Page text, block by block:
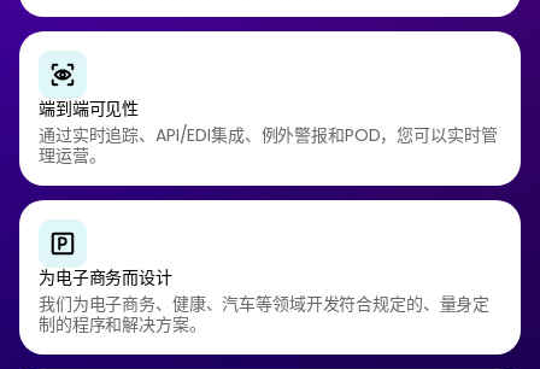
端到端可见性
通过实时追踪、API/EDI集成、例外警报和POD，您可以实时管
理运营。
为电子商务而设计
我们为电子商务、健康、汽车等领域开发符合规定的、量身定
制的程序和解决方案。